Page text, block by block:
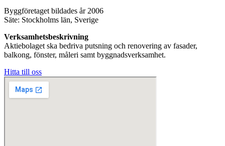
Byggföretaget bildades år 2006
Säte: Stockholms län, Sverige
Verksamhetsbeskrivning
Aktiebolaget ska bedriva putsning och renovering av fasader,
balkong, fönster, måleri samt byggnadsverksamhet.
Hitta till oss